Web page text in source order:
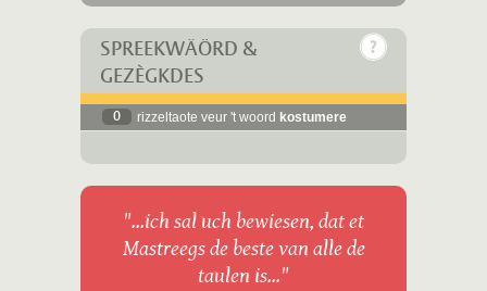
SPREEKWÄÖRD &
GEZÈGKDES
0 rizzeltaote veur 't woord kostumere
"...ich sal uch bewiesen, dat et
Mastreegs de beste van alle de
taulen is..."